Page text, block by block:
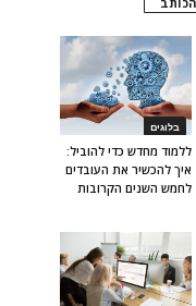
בלוגים
ללמוד מחדש כדי להוביל:
איך להכשיר את העובדים
לחמש השנים הקרובות